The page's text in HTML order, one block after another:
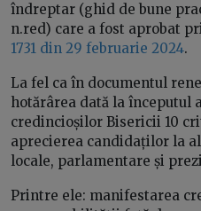
îndreptar (ghid de bune
n.red) care a fost aprobat
1731 din 29 februarie 2024.
La fel ca în documentul
hotărârea dată la începutul
credincioșilor Bisericii 10
aprecierea candidaților la
locale, parlamentare și
Printre ele: manifestarea